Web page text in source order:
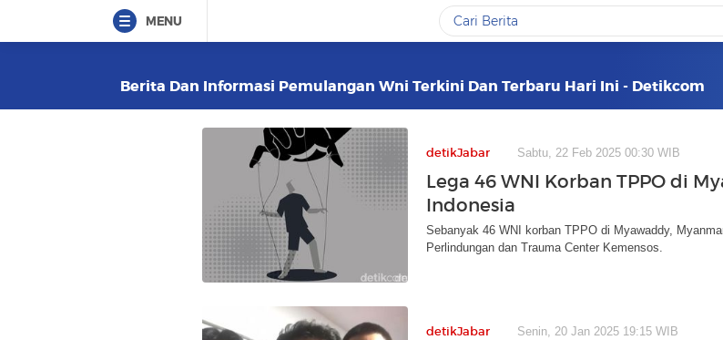
MENU
Berita Dan Informasi Pemulangan Wni Terkini Dan Terbaru Hari Ini - Detikcom
detikJabar Sabtu, 22 Feb 2025 00:30 WIB
Lega 46 WNI Korban TPPO di
Indonesia
Sebanyak 46 WNI korban TPPO di Myawaddy,
Perlindungan dan Trauma Center Kemensos.
detikJabar Senin, 20 Jan 2025 19:15 WIB